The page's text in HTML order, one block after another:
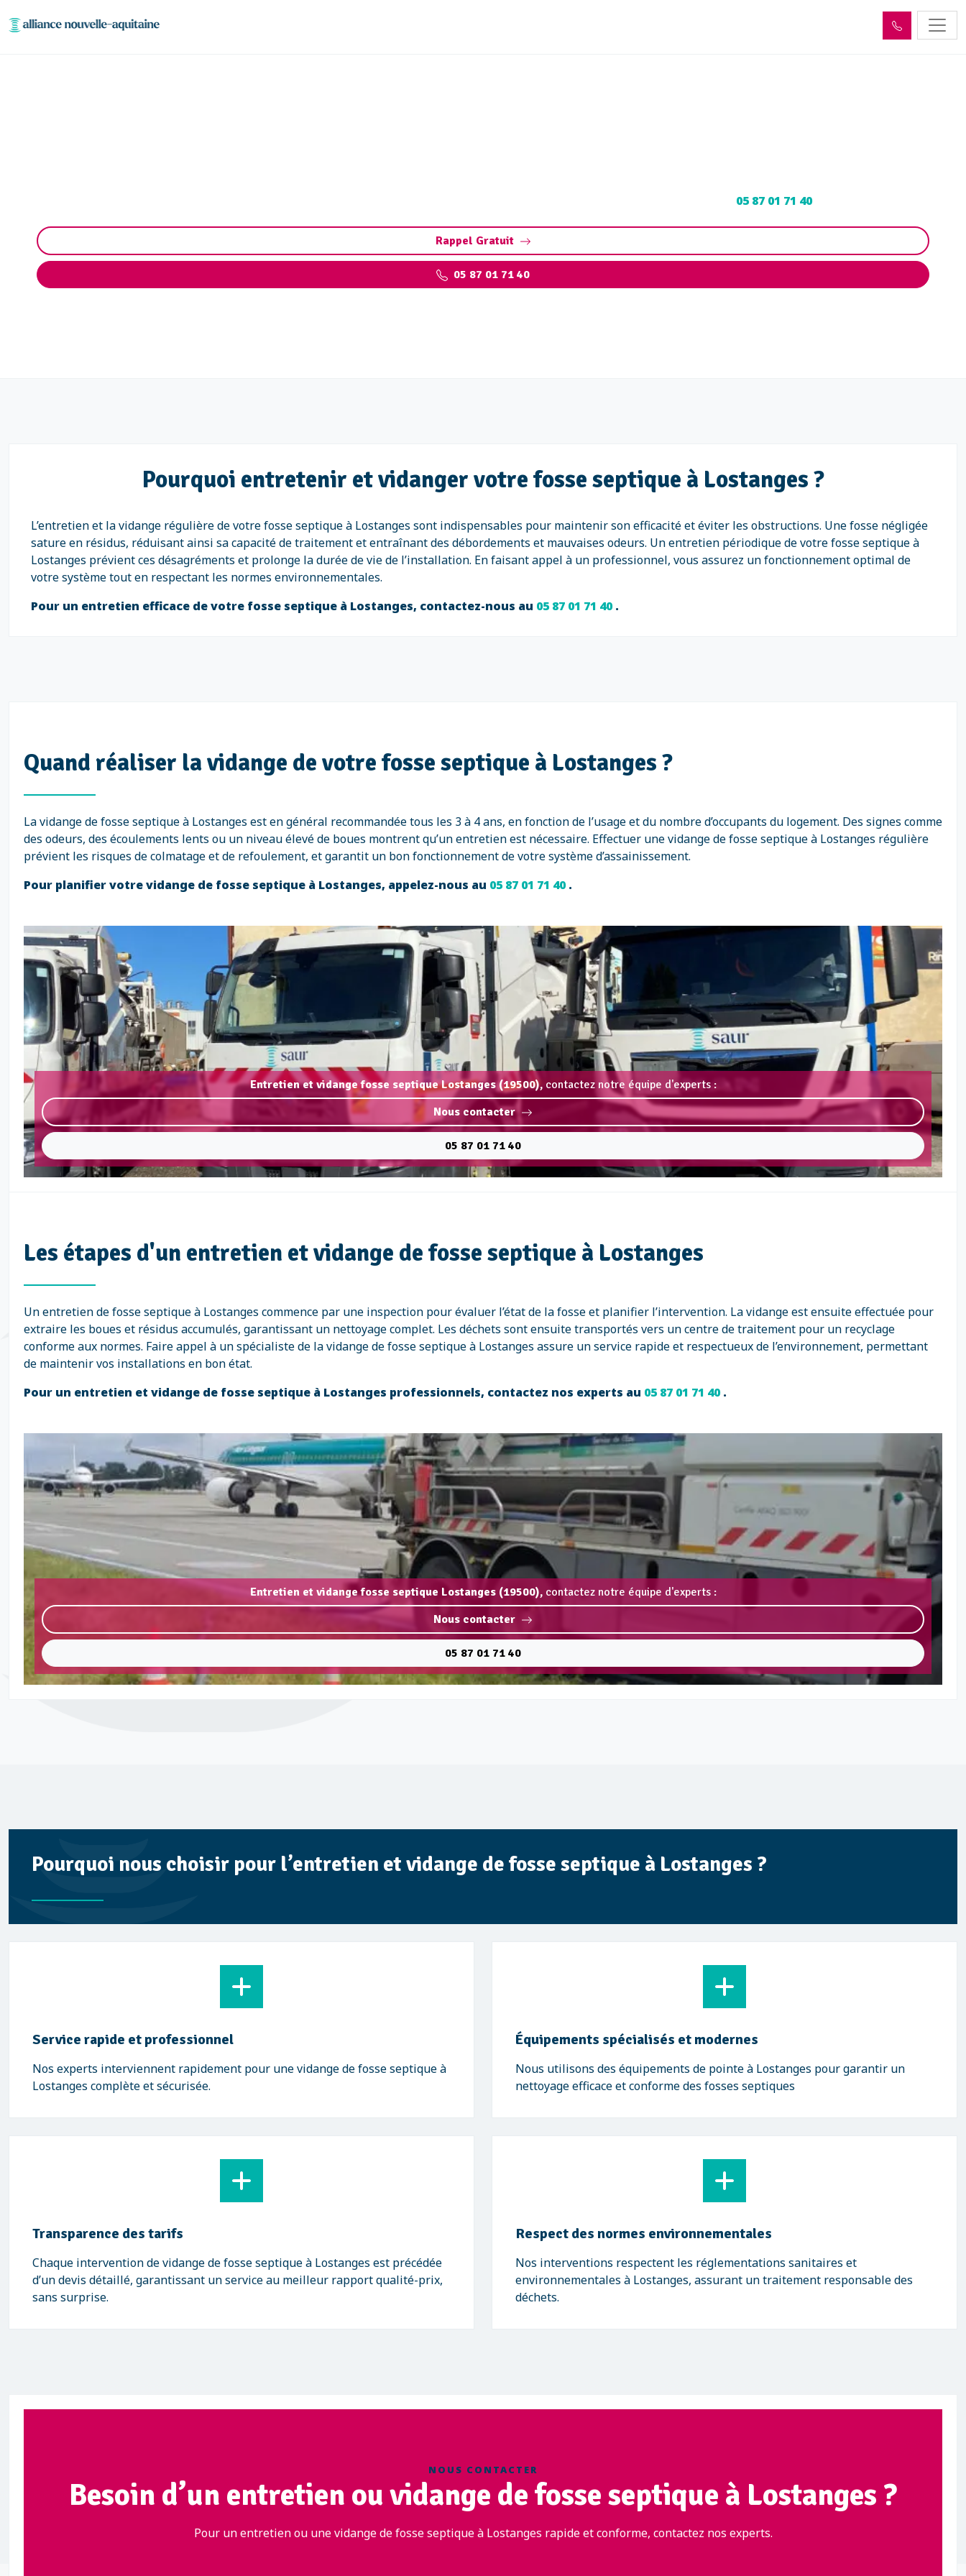
05 87 01 71 40
Rappel Gratuit
05 87 01 71 40
Pourquoi entretenir et vidanger votre fosse septique à Lostanges ?
L’entretien et la vidange régulière de votre fosse septique à Lostanges sont indispensables pour maintenir son efficacité et éviter les obstructions. Une fosse négligée
sature en résidus, réduisant ainsi sa capacité de traitement et entraînant des débordements et mauvaises odeurs. Un entretien périodique de votre fosse septique à
Lostanges prévient ces désagréments et prolonge la durée de vie de l’installation. En faisant appel à un professionnel, vous assurez un fonctionnement optimal de
votre système tout en respectant les normes environnementales.
Pour un entretien efficace de votre fosse septique à Lostanges, contactez-nous au 05 87 01 71 40.
Quand réaliser la vidange de votre fosse septique à Lostanges ?
La vidange de fosse septique à Lostanges est en général recommandée tous les 3 à 4 ans, en fonction de l’usage et du nombre d’occupants du logement. Des signes comme
des odeurs, des écoulements lents ou un niveau élevé de boues montrent qu’un entretien est nécessaire. Effectuer une vidange de fosse septique à Lostanges régulière
prévient les risques de colmatage et de refoulement, et garantit un bon fonctionnement de votre système d’assainissement.
Pour planifier votre vidange de fosse septique à Lostanges, appelez-nous au 05 87 01 71 40.
Entretien et vidange fosse septique Lostanges (19500), contactez notre équipe d'experts :
Nous contacter
05 87 01 71 40
Les étapes d'un entretien et vidange de fosse septique à Lostanges
Un entretien de fosse septique à Lostanges commence par une inspection pour évaluer l’état de la fosse et planifier l’intervention. La vidange est ensuite effectuée pour
extraire les boues et résidus accumulés, garantissant un nettoyage complet. Les déchets sont ensuite transportés vers un centre de traitement pour un recyclage
conforme aux normes. Faire appel à un spécialiste de la vidange de fosse septique à Lostanges assure un service rapide et respectueux de l’environnement, permettant
de maintenir vos installations en bon état.
Pour un entretien et vidange de fosse septique à Lostanges professionnels, contactez nos experts au 05 87 01 71 40.
Entretien et vidange fosse septique Lostanges (19500), contactez notre équipe d'experts :
Nous contacter
05 87 01 71 40
Pourquoi nous choisir pour l’entretien et vidange de fosse septique à Lostanges ?
Service rapide et professionnel
Nos experts interviennent rapidement pour une vidange de fosse septique à
Lostanges complète et sécurisée.
Équipements spécialisés et modernes
Nous utilisons des équipements de pointe à Lostanges pour garantir un
nettoyage efficace et conforme des fosses septiques
Transparence des tarifs
Chaque intervention de vidange de fosse septique à Lostanges est précédée
d’un devis détaillé, garantissant un service au meilleur rapport qualité-prix,
sans surprise.
Respect des normes environnementales
Nos interventions respectent les réglementations sanitaires et
environnementales à Lostanges, assurant un traitement responsable des
déchets.
NOUS CONTACTER
Besoin d’un entretien ou vidange de fosse septique à Lostanges ?
Pour un entretien ou une vidange de fosse septique à Lostanges rapide et conforme, contactez nos experts.